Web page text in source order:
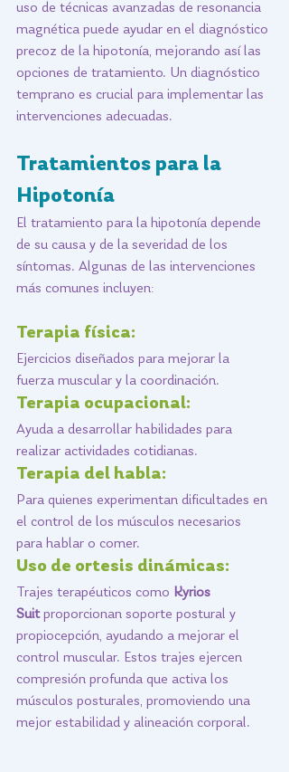
uso de técnicas avanzadas de resonancia
magnética puede ayudar en el diagnóstico
precoz de la hipotonía, mejorando así las
opciones de tratamiento. Un diagnóstico
temprano es crucial para implementar las
intervenciones adecuadas.
Tratamientos para la
Hipotonía
El tratamiento para la hipotonía depende
de su causa y de la severidad de los
síntomas. Algunas de las intervenciones
más comunes incluyen:
Terapia física:
Ejercicios diseñados para mejorar la
fuerza muscular y la coordinación.
Terapia ocupacional:
Ayuda a desarrollar habilidades para
realizar actividades cotidianas.
Terapia del habla:
Para quienes experimentan dificultades en
el control de los músculos necesarios
para hablar o comer.
Uso de ortesis dinámicas:
Trajes terapéuticos como Kyrios
Suit proporcionan soporte postural y
propiocepción, ayudando a mejorar el
control muscular. Estos trajes ejercen
compresión profunda que activa los
músculos posturales, promoviendo una
mejor estabilidad y alineación corporal.